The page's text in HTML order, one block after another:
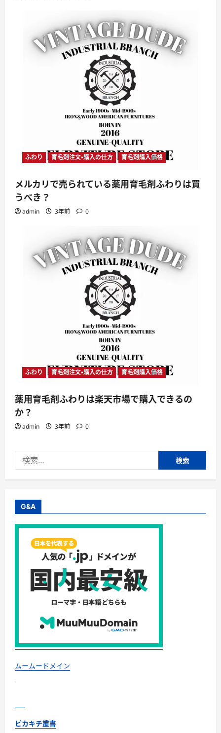
ふわり 育毛剤注文・購入の仕方 育毛剤購入価格
メルカリで売られている薬用育毛剤ふわりは買
うべき？
admin 3年前 0
ふわり 育毛剤注文・購入の仕方 育毛剤購入価格
薬用育毛剤ふわりは楽天市場で購入できるの
か？
admin 3年前 0
索:
G&A
ムームードメイン
ピカキチ叢書